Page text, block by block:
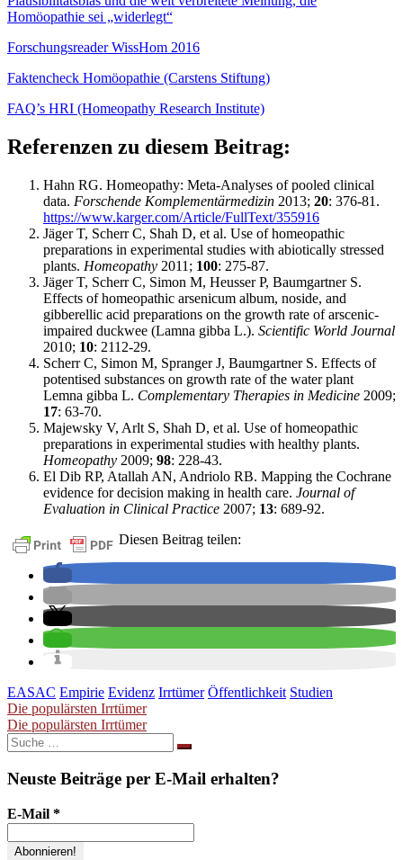
Homöopathie sei „widerlegt“
Forschungsreader WissHom 2016
Faktencheck Homöopathie (Carstens Stiftung)
FAQ’s HRI (Homeopathy Research Institute)
Referenzen zu diesem Beitrag:
Hahn RG. Homeopathy: Meta-Analyses of pooled clinical
data. Forschende Komplementärmedizin 2013; 20: 376-81.
https://www.karger.com/Article/FullText/355916
Jäger T, Scherr C, Shah D, et al. Use of homeopathic
preparations in experimental studies with abiotically stressed
plants. Homeopathy 2011; 100: 275-87.
Jäger T, Scherr C, Simon M, Heusser P, Baumgartner S.
Effects of homeopathic arsenicum album, noside, and
gibberellic acid preparations on the growth rate of arscenic-
impaired duckwee (Lamna gibba L.). Scientific World Journal
2010; 10: 2112-29.
Scherr C, Simon M, Spranger J, Baumgartner S. Effects of
potentised substances on growth rate of the water plant
Lemna gibba L. Complementary Therapies in Medicine 2009;
17: 63-70.
Majewsky V, Arlt S, Shah D, et al. Use of homeopathic
preparations in experimental studies with healthy plants.
Homeopathy 2009; 98: 228-43.
El Dib RP, Atallah AN, Andriolo RB. Mapping the Cochrane
evidence for decision making in health care. Journal of
Evaluation in Clinical Practice 2007; 13: 689-92.
Diesen Beitrag teilen:
EASAC Empirie Evidenz Irrtümer Öffentlichkeit Studien
Beitragsnavigation
Die populärsten Irrtümer
Die populärsten Irrtümer
Suche
nach:
Neuste Beiträge per E-Mail erhalten?
E-Mail *